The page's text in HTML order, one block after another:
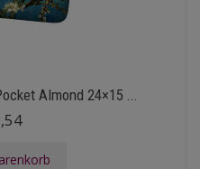
Almond 24×15 ...